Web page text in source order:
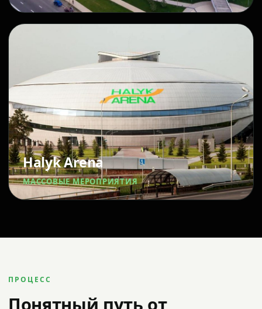
Halyk Arena
МАССОВЫЕ МЕРОПРИЯТИЯ
ПРОЦЕСС
Понятный путь от